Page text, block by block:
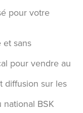
pour votre
sans
pour vendre au
sur les
BSK